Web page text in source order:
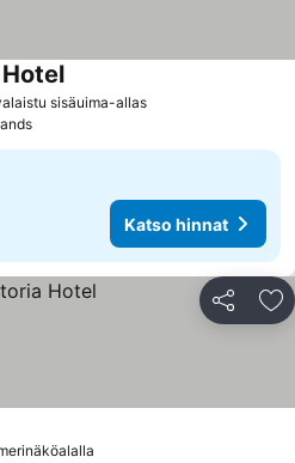
sisäuima-allasKatso hinnat
Katso hinnat
Katso hinnat
Jaa